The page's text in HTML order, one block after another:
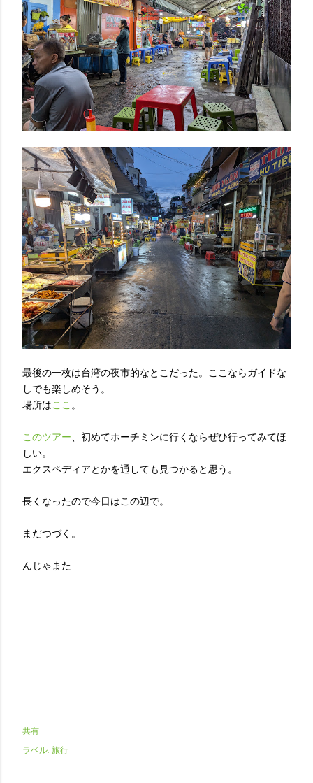
最後の一枚は台湾の夜市的なとこだった。ここならガイドな
しでも楽しめそう。
場所はここ 。
このツアー、初めてホーチミンに行くならぜひ行ってみてほ
しい。
エクスペディアとかを通しても見つかると思う。
長くなったので今日はこの辺で。
まだつづく。
んじゃまた
共有
ラベル: 旅行